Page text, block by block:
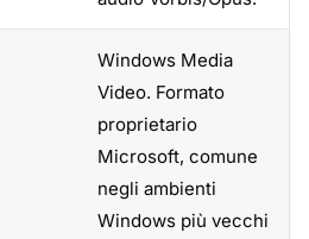
Windows Media
Video. Formato
proprietario
Microsoft, comune
negli ambienti
Windows più vecchi